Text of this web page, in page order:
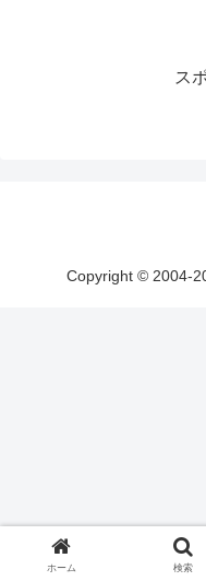
ス
Copyright © 2004-
ホーム 検索